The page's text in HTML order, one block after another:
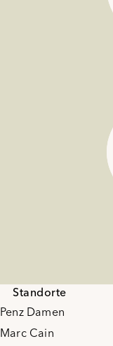
Standorte
Penz Damen
Marc Cain